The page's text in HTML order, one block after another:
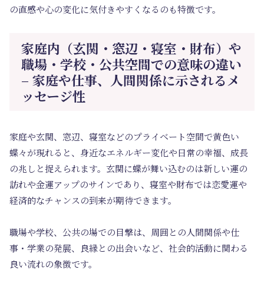
の直感や心の変化に気付きやすくなるのも特徴です。
家庭内（玄関・窓辺・寝室・財布）や
職場・学校・公共空間での意味の違い
– 家庭や仕事、人間関係に示されるメ
ッセージ性
家庭や玄関、窓辺、寝室などのプライベート空間で黄色い
蝶々が現れると、身近なエネルギー変化や日常の幸福、成長
の兆しと捉えられます。玄関に蝶が舞い込むのは新しい運の
訪れや金運アップのサインであり、寝室や財布では恋愛運や
経済的なチャンスの到来が期待できます。
職場や学校、公共の場での目撃は、周囲との人間関係や仕
事・学業の発展、良縁との出会いなど、社会的活動に関わる
良い流れの象徴です。